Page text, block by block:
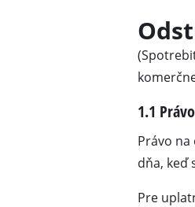
1.1
Právo
dňa, keď
Pre